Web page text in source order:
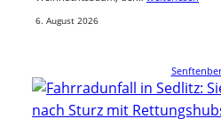
6. August 2026